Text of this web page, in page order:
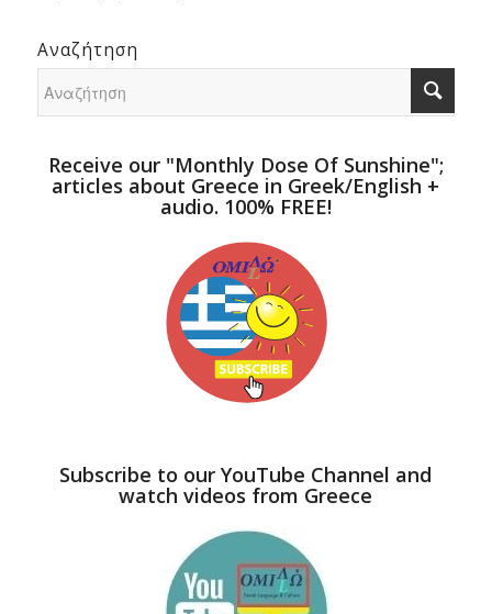
Αναζήτηση
Receive our "Monthly Dose Of Sunshine";
articles about Greece in Greek/English +
audio. 100% FREE!
Subscribe to our YouTube Channel and
watch videos from Greece